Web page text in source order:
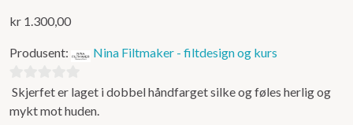
kr 1.300,00
Produsent: Nina Filtmaker - filtdesign og kurs
0
ut
Skjerfet er laget i dobbel håndfarget silke og føles herlig og
mykt mot huden.